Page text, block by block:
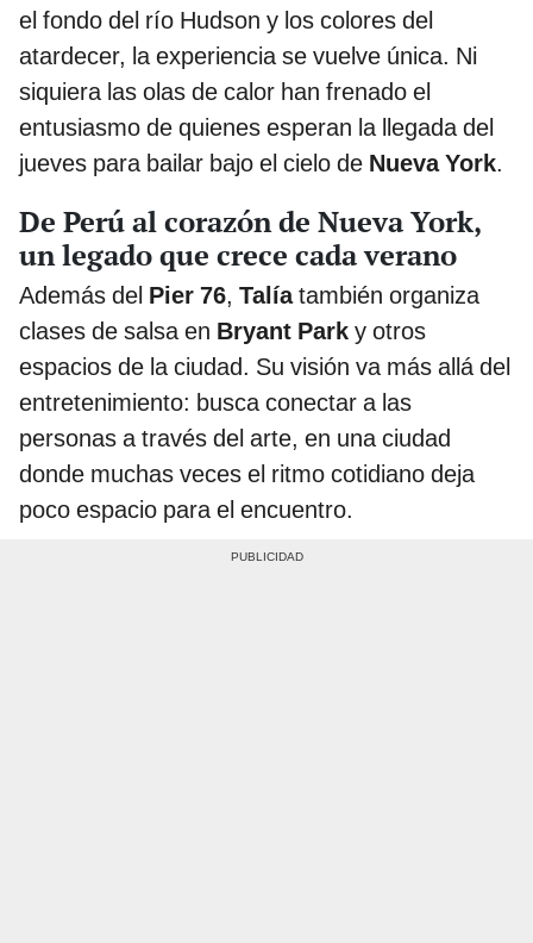
el fondo del río Hudson y los colores del
atardecer, la experiencia se vuelve única. Ni
siquiera las olas de calor han frenado el
entusiasmo de quienes esperan la llegada del
jueves para bailar bajo el cielo de Nueva York.
De Perú al corazón de Nueva York,
un legado que crece cada verano
Además del Pier 76, Talíatambién organiza
clases de salsa en Bryant Park y otros
espacios de la ciudad. Su visión va más allá del
entretenimiento: busca conectar a las
personas a través del arte, en una ciudad
donde muchas veces el ritmo cotidiano deja
poco espacio para el encuentro.